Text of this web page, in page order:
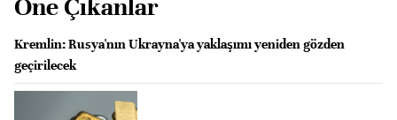
Öne Çıkanlar
Kremlin: Rusya'nın Ukrayna'ya yaklaşımı yeniden gözden
geçirilecek